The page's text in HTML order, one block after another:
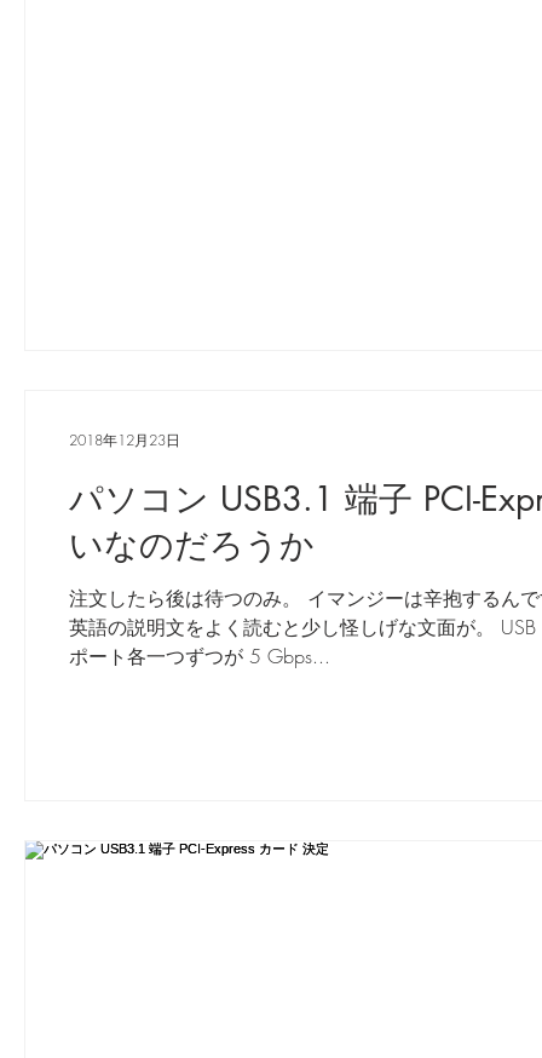
パソコン USB3.1 端子 PCI-
いなのだろうか
注文したら後は待つのみ。 イマンジーは辛抱するん
英語の説明文をよく読むと少し怪しげな文面が。
ポート各一つずつが 5 Gbps...
2018年12月23日